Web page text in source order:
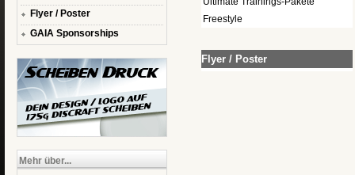
Flyer / Poster
GAIA Sponsorships
Mehr über...
Freestyle
Flyer / Poster